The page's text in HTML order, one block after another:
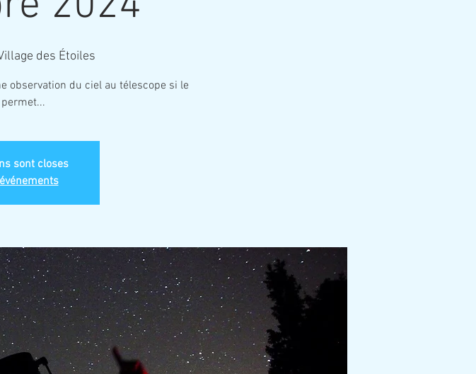
des Étoiles
observation du ciel au télescope si le
sont closes